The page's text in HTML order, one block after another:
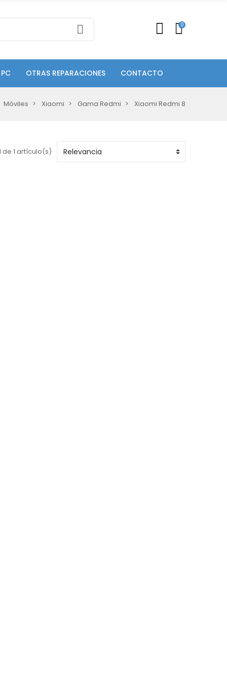
0
OTRAS REPARACIONES CONTACTO
Móviles Xiaomi Gama Redmi Xiaomi Redmi 8
de 1 artículo(s)